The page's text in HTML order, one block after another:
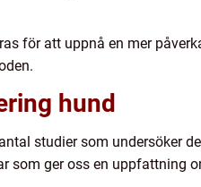
för att uppnå en mer
hund
studier som undersöker
ger oss en uppfattning